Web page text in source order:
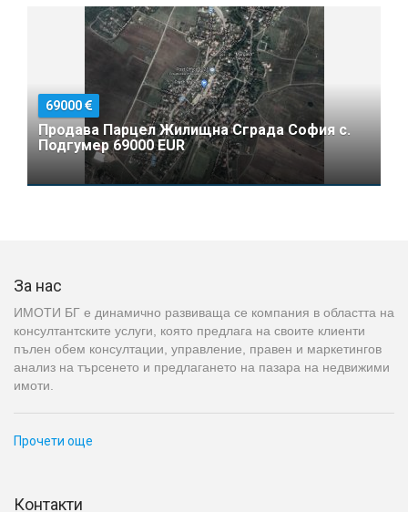
69000
Продава Парцел Жилищна Сграда София с.
Подгумер 69000 EUR
За нас
ИМОТИ БГ е динамично развиваща се компания в областта на
консултантските услуги, която предлага на своите клиенти
пълен обем консултации, управление, правен и маркетингов
анализ на търсенето и предлагането на пазара на недвижими
имоти.
Прочети още
Контакти